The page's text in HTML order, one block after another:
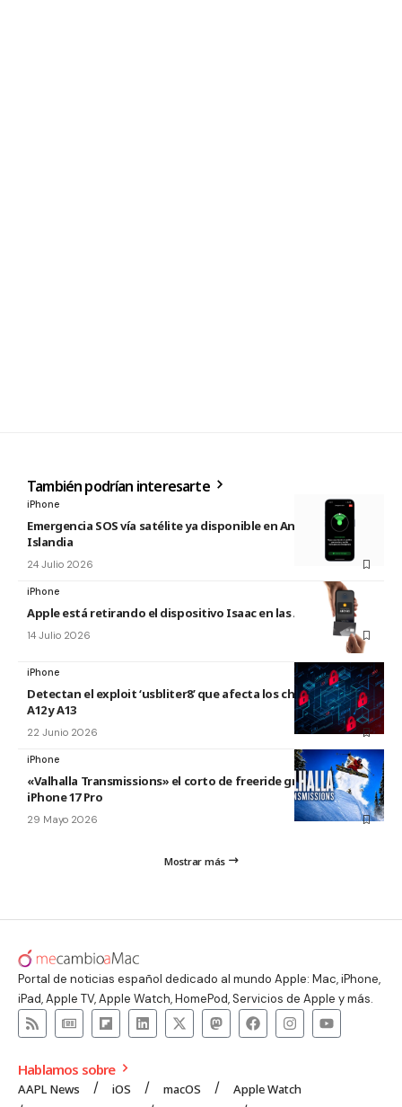
También podrían interesarte
iPhone
Emergencia SOS vía satélite ya disponible en Andorra e
Islandia
24 Julio 2026
iPhone
Apple está retirando el dispositivo Isaac en las Apple Store
14 Julio 2026
iPhone
Detectan el exploit ‘usbliter8’ que afecta los chips de Apple
A12 y A13
22 Junio 2026
iPhone
«Valhalla Transmissions» el corto de freeride grabado con el
iPhone 17 Pro
29 Mayo 2026
Mostrar más
Portal de noticias español dedicado al mundo Apple: Mac, iPhone,
iPad, Apple TV, Apple Watch, HomePod, Servicios de Apple y más.
Hablamos sobre
AAPL News iOS macOS
Apple Watch